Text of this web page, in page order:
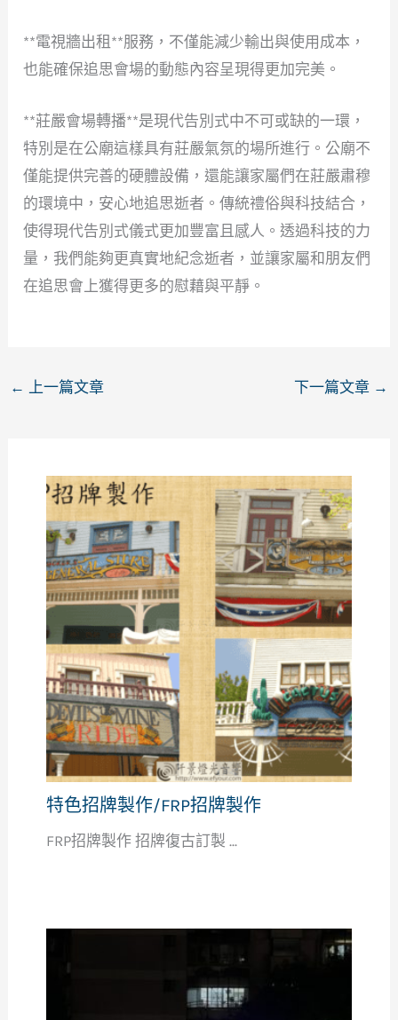
**電視牆出租**服務，不僅能減少輸出與使用成本，
也能確保追思會場的動態內容呈現得更加完美。
**莊嚴會場轉播**是現代告別式中不可或缺的一環，
特別是在公廟這樣具有莊嚴氣氛的場所進行。公廟不
僅能提供完善的硬體設備，還能讓家屬們在莊嚴肅穆
的環境中，安心地追思逝者。傳統禮俗與科技結合，
使得現代告別式儀式更加豐富且感人。透過科技的力
量，我們能夠更真實地紀念逝者，並讓家屬和朋友們
在追思會上獲得更多的慰藉與平靜。
← 上一篇文章 下一篇文章 →
特色招牌製作/FRP招牌製作
FRP招牌製作 招牌復古訂製 ...